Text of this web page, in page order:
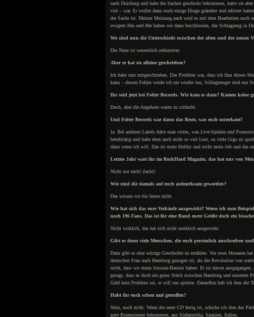
nach Duisburg und habe die Sachen geschickt bekommen, hatte sie
viel – war. Er wollte dann noch einige Dinge geändert und editiert
der Sache ist. Meiner Meinung nach wird es mit dem Bearbeiten noch
ewigem Hin und Her haben wir dann beschlossen, das Schlagzeug in
Wo sind nun die Unterschiede zwischen der alten und der neuen
Die Neue ist wesentlich reduzierter.
Aber er hat sie alleine geschrieben?
Ich habe nun mitgeschrieben. Das Problem war, dass ich ihm dieses
kann – diesen Fehler werde ich nie wieder tun, Schlagzeuger sind nur
Ihr seid jetzt bei Folter Records. Wie kam es dazu? Kamen keine
Doch, aber die Angebote waren zu schlecht.
Und Folter Records war dann das Beste, was euch unterkam?
Ja. Bei anderen Labels hätte man vieles, was Live-Spielen und
berufstätig und habe eben auch nicht so viel Lust, so viele Gigs zu
dann wenn ich will. Das ist mein Hobby und nicht mein Job und das
Letztes Jahr wart ihr im RockHard Magazin, das hat uns von
Nicht nur euch! (lacht)
Wie sind die damals auf euch aufmerksam geworden?
Das wissen wir bis heute nicht.
Wie hat sich das eure Verkäufe ausgewirkt? Wenn ich zum
noch 196 Fans. Das ist für eine Band eurer Größe doch ein
Nicht wirklich, das hat sich nicht merklich ausgewirkt.
Gibt es denn viele Menschen, die euch persönlich anschreiben
Dazu gibt es eine witzige Geschichte zu erzählen. Vor zwei Monaten
deutschen Frau nach Hamburg gezogen ist, als die Revolution von
nicht, dass wir einen Session-Bassist haben. Er ist davon
gesagt, dass es doch ein gutes Stück zwischen Hamburg und
Geld kein Problem sei, er will nur spielen. Daraufhin hab ich ihm die
Habt ihr euch schon mal getroffen?
Nein, noch nicht. Wenn die neue CD fertig ist, schicke ich ihm das
gute Rezensionen bekommen, aus Südamerika, Spanien, Italien.